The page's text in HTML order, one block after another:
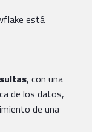
está
, con una
de los datos,
de una